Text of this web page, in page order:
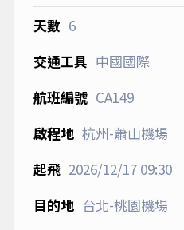
6
中國國際
CA149
杭州-蕭山機場
2026/12/1709:30
台北-桃園機場